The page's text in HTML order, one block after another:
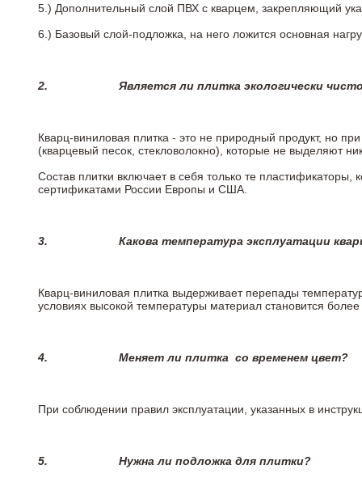
5.) Дополнительный слой ПВХ с кварцем, закрепляющий
6.) Базовый слой-подложка, на него ложится основная
2. Является ли плитка экологически
Кварц-виниловая плитка - это не природный продукт, но
(кварцевый песок, стекловолокно), которые не выделяют
Состав плитки включает в себя только те
сертификатами России Европы и США.
3. Какова температура эксплуатации
Кварц-виниловая плитка выдерживает перепады
условиях высокой температуры материал становится
4. Меняет ли плитка со временем цвет?
При соблюдении правил эксплуатации, указанных в
5. Нужна ли подложка для плитки?